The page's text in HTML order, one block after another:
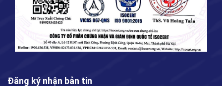
Đăng ký nhận bản tin